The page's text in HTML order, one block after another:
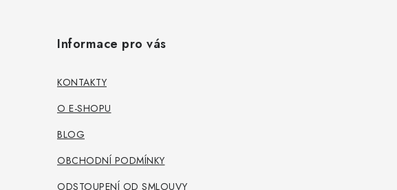
Informace pro vás
KONTAKTY
O E-SHOPU
BLOG
OBCHODNÍ PODMÍNKY
ODSTOUPENÍ OD SMLOUVY